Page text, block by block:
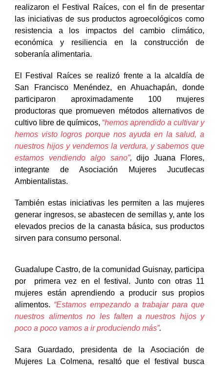
realizaron el Festival Raíces, con el fin de presentar
las iniciativas de sus productos agroecológicos como
resistencia a los impactos del cambio climático,
económica y resiliencia en la construcción de
soberanía alimentaria.
El Festival Raíces se realizó frente a la alcaldía de
San Francisco Menéndez, en Ahuachapán, donde
participaron aproximadamente 100 mujeres
productoras que promueven métodos alternativos de
cultivo libre de químicos, “hemos aprendido a cultivar y
hemos visto logros porque nos ayuda en la salud, a
nuestros hijos y vendemos la verdura, y sabemos que
estamos vendiendo algo sano”,dijo Juana Flores,
integrante de Asociación Mujeres Jucutlecas
Ambientalistas.
También estas iniciativas les permiten a las mujeres
generar ingresos, se abastecen de semillas y, ante los
elevados precios de la canasta básica, sus productos
sirven para consumo personal.
Guadalupe Castro, de la comunidad Guisnay, participa
por primera vez en el festival. Junto con otras 11
mujeres están aprendiendo a producir sus propios
alimentos. “Estamos empezando a trabajar para que
nuestros alimentos no les falten a nuestros hijos y
poco a poco vamos a ir produciendo más”.
Sara Guardado, presidenta de la Asociación de
Mujeres La Colmena, resaltó que el festival busca